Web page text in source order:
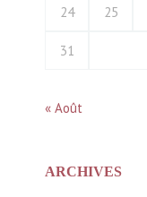
24 25
31
« Août
ARCHIVES